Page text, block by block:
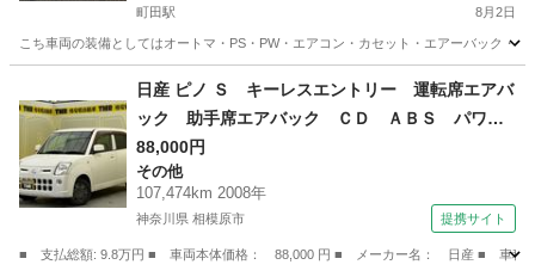
町田駅 8月2日
こち車両の装備としてはオートマ・PS・PW・エアコン・カセット・エアーバック・
町田駅 その他
日産 ピノ Ｓ キーレスエントリー 運転席エアバ
ック 助手席エアバック ＣＤ ＡＢＳ パワー
ステアリング （検9.9）
88,000円
その他
107,474km 2008年
神奈川県 相模原市 提携サイト
■ 支払総額: 9.8万円 ■ 車両本体価格： 88,000 円 ■ メーカー名： 日産 ■ 車